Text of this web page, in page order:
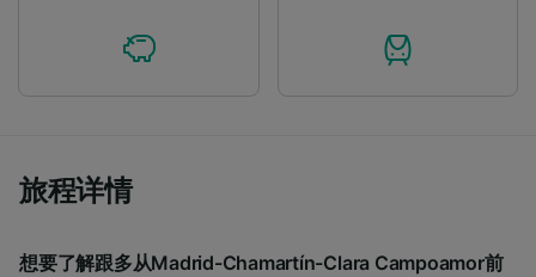
旅程详情
想要了解跟多从Madrid-Chamartín-Clara Campoamor前
and/or access information on a device.
Personalised advertising and content,